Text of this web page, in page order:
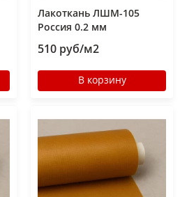
Лакоткань ЛШМ-105
Россия 0.2 мм
510 руб/м2
В корзину